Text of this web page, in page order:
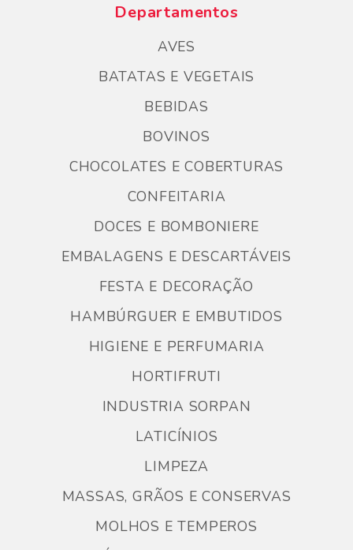
Departamentos
AVES
BATATAS E VEGETAIS
BEBIDAS
BOVINOS
CHOCOLATES E COBERTURAS
CONFEITARIA
DOCES E BOMBONIERE
EMBALAGENS E DESCARTÁVEIS
FESTA E DECORAÇÃO
HAMBÚRGUER E EMBUTIDOS
HIGIENE E PERFUMARIA
HORTIFRUTI
INDUSTRIA SORPAN
LATICÍNIOS
LIMPEZA
MASSAS, GRÃOS E CONSERVAS
MOLHOS E TEMPEROS